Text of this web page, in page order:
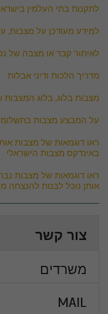
לתקנות בתי העלמין
למידע מעודכן על מצבות,
לאיתור קבר או מצבה של
מדריך הלכות ודיני אבלות
מצבות בלוג, בלוג המצבות
על המבצע מצבות
באינדקס מצבות הישראלי
ראו דוגמאות של מצבות
אותן נוכל לבנות להנצחה
צור קשר
משרדים
MAIL